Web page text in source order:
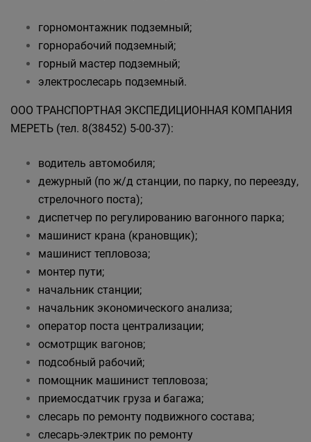
горномонтажник подземный;
горнорабочий подземный;
горный мастер подземный;
электрослесарь подземный.
ООО ТРАНСПОРТНАЯ ЭКСПЕДИЦИОННАЯ КОМПАНИЯ
МЕРЕТЬ (тел. 8(38452) 5-00-37):
водитель автомобиля;
дежурный (по ж/д станции, по парку, по переезду,
стрелочного поста);
диспетчер по регулированию вагонного парка;
машинист крана (крановщик);
машинист тепловоза;
монтер пути;
начальник станции;
начальник экономического анализа;
оператор поста централизации;
осмотрщик вагонов;
подсобный рабочий;
помощник машинист тепловоза;
приемосдатчик груза и багажа;
слесарь по ремонту подвижного состава;
слесарь-электрик по ремонту